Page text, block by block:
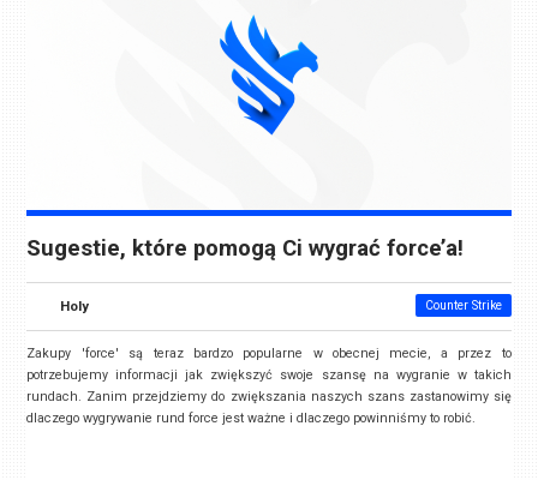
Sugestie, które pomogą Ci wygrać force’a!
Holy Counter Strike
Zakupy 'force' są teraz bardzo popularne w obecnej mecie, a przez to
potrzebujemy informacji jak zwiększyć swoje szansę na wygranie w takich
rundach. Zanim przejdziemy do zwiększania naszych szans zastanowimy się
dlaczego wygrywanie rund force jest ważne i dlaczego powinniśmy to robić.